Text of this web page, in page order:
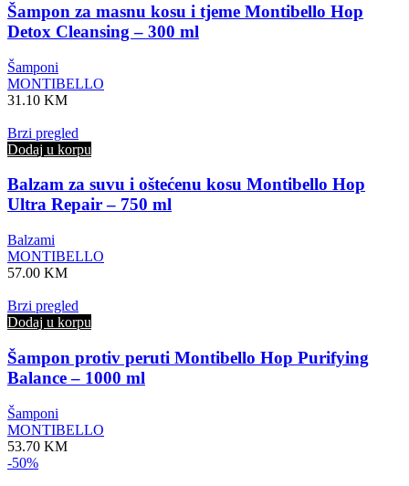
Šampon za masnu kosu i tjeme Montibello Hop
Detox Cleansing – 300 ml
Šamponi
MONTIBELLO
31.10 KM
Brzi pregled
Dodaj u korpu
Balzam za suvu i oštećenu kosu Montibello Hop
Ultra Repair – 750 ml
Balzami
MONTIBELLO
57.00 KM
Brzi pregled
Dodaj u korpu
Šampon protiv peruti Montibello Hop Purifying
Balance – 1000 ml
Šamponi
MONTIBELLO
53.70 KM
-50%